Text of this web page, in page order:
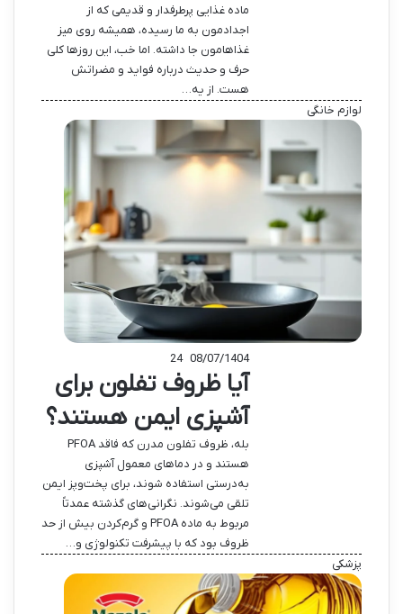
ماده غذایی پرطرفدار و قدیمی که از
اجدادمون به ما رسیده، همیشه روی میز
غذاهامون جا داشته. اما خب، این روزها کلی
حرف و حدیث درباره فواید و مضراتش
هست. از یه…
لوازم خانگی
08/07/1404
24
آیا ظروف تفلون برای
آشپزی ایمن هستند؟
بله، ظروف تفلون مدرن که فاقد PFOA
هستند و در دماهای معمول آشپزی
به‌درستی استفاده شوند، برای پخت‌وپز ایمن
تلقی می‌شوند. نگرانی‌های گذشته عمدتاً
مربوط به ماده PFOA و گرم‌کردن بیش از حد
ظروف بود که با پیشرفت تکنولوژی و…
پزشکی